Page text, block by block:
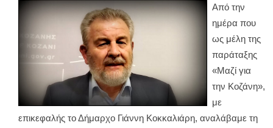
Από την
ημέρα που
ως μέλη της
παράταξης
«Μαζί για
την Κοζάνη»,
με
επικεφαλής το Δήμαρχο Γιάννη Κοκκαλιάρη, αναλάβαμε τη